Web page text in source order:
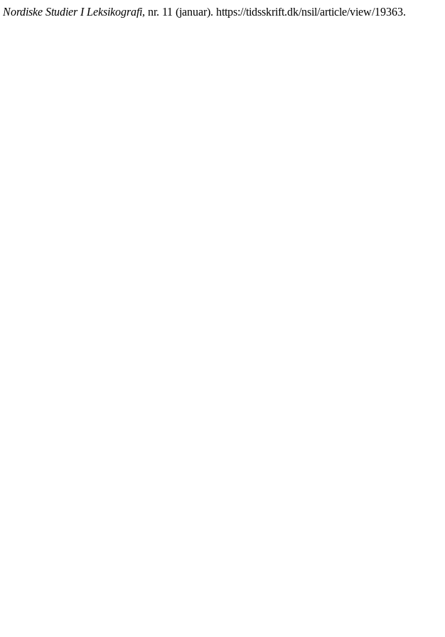
Nordiske Studier I Leksikografi, nr. 11 (januar). https://tidsskrift.dk/nsil/article/view/19363.